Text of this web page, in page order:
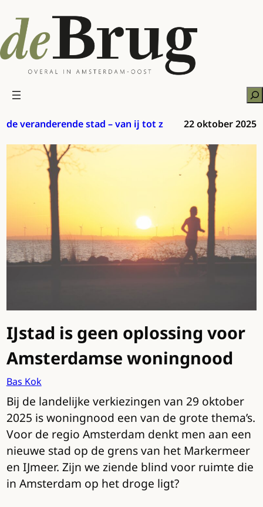
naar
de
inhoud
de veranderende stad – van ij tot z 22 oktober 2025
IJstad is geen oplossing voor
Amsterdamse woningnood
Bas Kok
Bij de landelijke verkiezingen van 29 oktober
2025 is woningnood een van de grote thema’s.
Voor de regio Amsterdam denkt men aan een
nieuwe stad op de grens van het Markermeer
en IJmeer. Zijn we ziende blind voor ruimte die
in Amsterdam op het droge ligt?